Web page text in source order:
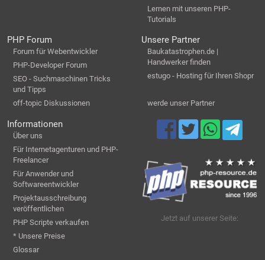
Lernen mit unseren PHP-
Tutorials
PHP Forum
Forum für Webentwickler
PHP-Developer Forum
SEO - Suchmaschinen Tricks
und Tipps
off-topic Diskussionen
Unsere Partner
Baukatastrophen.de |
Handwerker finden
estugo - Hosting für Ihren Shopr
werde unser Partner
Informationen
Über uns
Für Internetagenturen und PHP-
Freelancer
Für Anwender und
Softwareentwickler
Projektausschreibung
veröffentlichen
PHP Scripte verkaufen
* Unsere Preise
Glossar
Jetzt auf unserer Seite: